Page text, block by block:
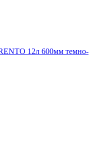
12л 600мм темно-